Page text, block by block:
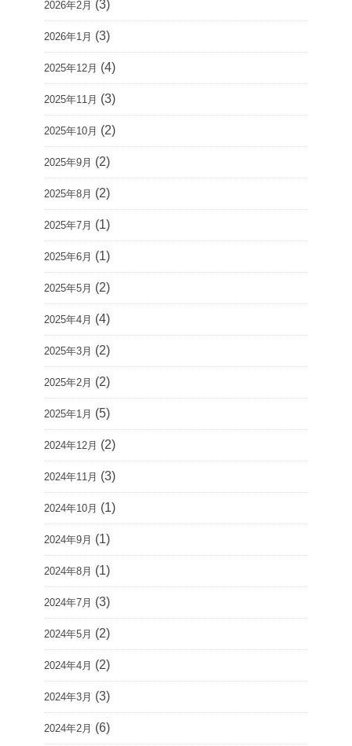
2026年2月 (3)
2026年1月 (3)
2025年12月 (4)
2025年11月 (3)
2025年10月 (2)
2025年9月 (2)
2025年8月 (2)
2025年7月 (1)
2025年6月 (1)
2025年5月 (2)
2025年4月 (4)
2025年3月 (2)
2025年2月 (2)
2025年1月 (5)
2024年12月 (2)
2024年11月 (3)
2024年10月 (1)
2024年9月 (1)
2024年8月 (1)
2024年7月 (3)
2024年5月 (2)
2024年4月 (2)
2024年3月 (3)
2024年2月 (6)